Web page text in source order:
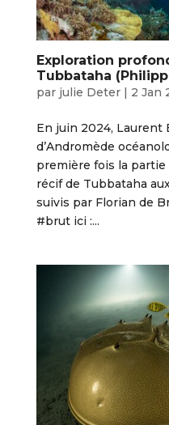
Exploration
Tubbataha
par julie Deter| 2 Jan
En juin 2024, Laurent
d’Andromède
première fois la partie
récif de Tubbataha
suivis par Florian de
#brut ici :...